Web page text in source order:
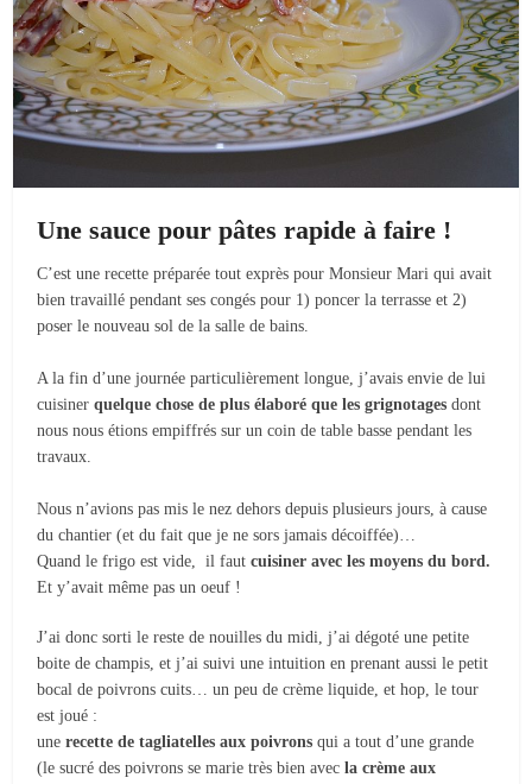
Une sauce pour pâtes rapide à faire !
C’est une recette préparée tout exprès pour Monsieur Mari qui avait
bien travaillé pendant ses congés pour 1) poncer la terrasse et 2)
poser le nouveau sol de la salle de bains.
A la fin d’une journée particulièrement longue, j’avais envie de lui
cuisinerquelque chose de plus élaboré que les grignotages dont
nous nous étions empiffrés sur un coin de table basse pendant les
travaux.
Nous n’avions pas mis le nez dehors depuis plusieurs jours, à cause
du chantier (et du fait que je ne sors jamais décoiffée)…
Quand le frigo est vide, il fautcuisiner avec les moyens du bord.
Et y’avait même pas un oeuf !
J’ai donc sorti le reste de nouilles du midi, j’ai dégoté une petite
boite de champis, et j’ai suivi une intuition en prenant aussi le petit
bocal de poivrons cuits… un peu de crème liquide, et hop, le tour
est joué :
unerecette de tagliatelles aux poivrons qui a tout d’une grande
(le sucré des poivrons se marie très bien avecla crème aux